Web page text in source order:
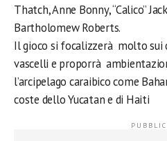
Thatch, Anne Bonny, “Calico”
Bartholomew Roberts.
Il gioco si focalizzerà molto
vascelli e proporrà
l’arcipelago caraibico come
coste dello Yucatan e di Haiti